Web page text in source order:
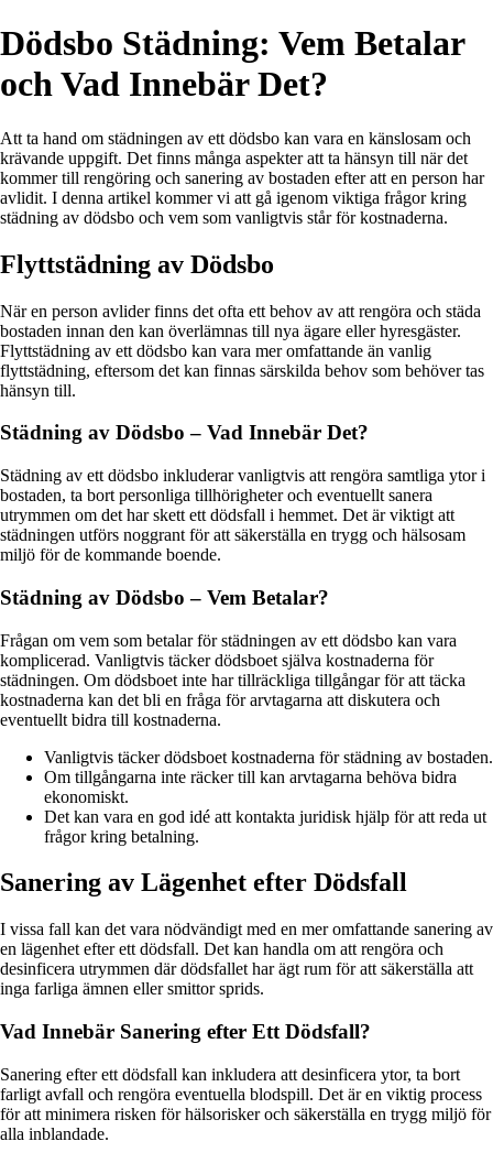
Dödsbo Städning: Vem Betalar
och Vad Innebär Det?
Att ta hand om städningen av ett dödsbo kan vara en känslosam och
krävande uppgift. Det finns många aspekter att ta hänsyn till när det
kommer till rengöring och sanering av bostaden efter att en person har
avlidit. I denna artikel kommer vi att gå igenom viktiga frågor kring
städning av dödsbo och vem som vanligtvis står för kostnaderna.
Flyttstädning av Dödsbo
När en person avlider finns det ofta ett behov av att rengöra och städa
bostaden innan den kan överlämnas till nya ägare eller hyresgäster.
Flyttstädning av ett dödsbo kan vara mer omfattande än vanlig
flyttstädning, eftersom det kan finnas särskilda behov som behöver tas
hänsyn till.
Städning av Dödsbo – Vad Innebär Det?
Städning av ett dödsbo inkluderar vanligtvis att rengöra samtliga ytor i
bostaden, ta bort personliga tillhörigheter och eventuellt sanera
utrymmen om det har skett ett dödsfall i hemmet. Det är viktigt att
städningen utförs noggrant för att säkerställa en trygg och hälsosam
miljö för de kommande boende.
Städning av Dödsbo – Vem Betalar?
Frågan om vem som betalar för städningen av ett dödsbo kan vara
komplicerad. Vanligtvis täcker dödsboet själva kostnaderna för
städningen. Om dödsboet inte har tillräckliga tillgångar för att täcka
kostnaderna kan det bli en fråga för arvtagarna att diskutera och
eventuellt bidra till kostnaderna.
Vanligtvis täcker dödsboet kostnaderna för städning av bostaden.
Om tillgångarna inte räcker till kan arvtagarna behöva bidra
ekonomiskt.
Det kan vara en god idé att kontakta juridisk hjälp för att reda ut
frågor kring betalning.
Sanering av Lägenhet efter Dödsfall
I vissa fall kan det vara nödvändigt med en mer omfattande sanering av
en lägenhet efter ett dödsfall. Det kan handla om att rengöra och
desinficera utrymmen där dödsfallet har ägt rum för att säkerställa att
inga farliga ämnen eller smittor sprids.
Vad Innebär Sanering efter Ett Dödsfall?
Sanering efter ett dödsfall kan inkludera att desinficera ytor, ta bort
farligt avfall och rengöra eventuella blodspill. Det är en viktig process
för att minimera risken för hälsorisker och säkerställa en trygg miljö för
alla inblandade.